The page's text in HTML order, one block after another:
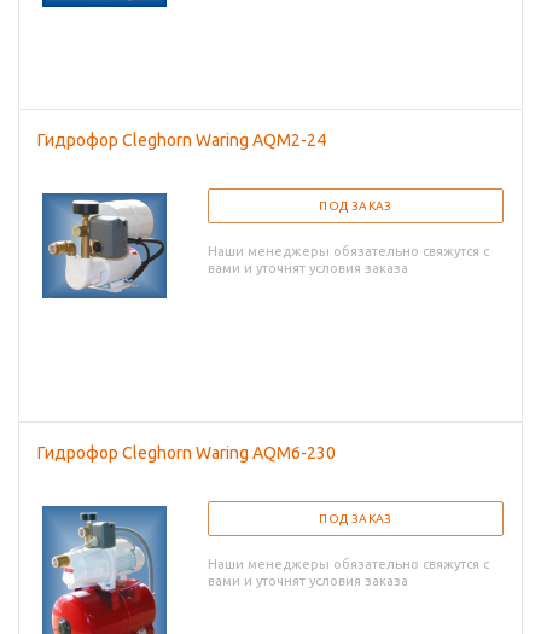
Гидрофор Cleghorn Waring AQM2-24
ПОД ЗАКАЗ
Наши менеджеры обязательно свяжутся с
вами и уточнят условия заказа
Гидрофор Cleghorn Waring AQM6-230
ПОД ЗАКАЗ
Наши менеджеры обязательно свяжутся с
вами и уточнят условия заказа